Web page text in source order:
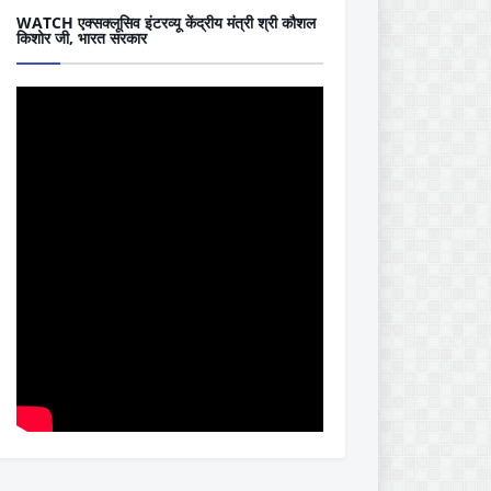
WATCH एक्सक्लूसिव इंटरव्यू केंद्रीय मंत्री श्री कौशल
किशोर जी, भारत सरकार